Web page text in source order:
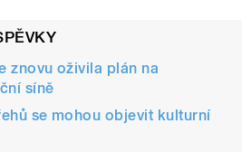
znovu oživila plán na
síně
se mohou objevit kulturní